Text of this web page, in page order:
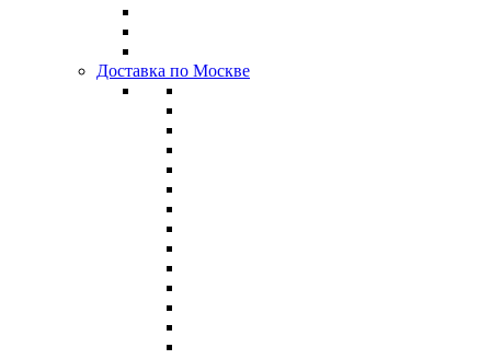
Доставка по Москве